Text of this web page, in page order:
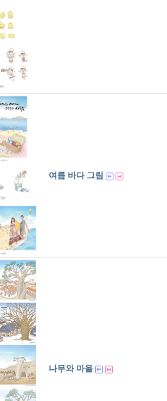
여름 바다 그림
나무와 마을